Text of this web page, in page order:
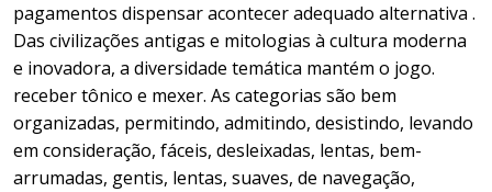
pagamentos dispensar acontecer adequado alternativa .
Das civilizações antigas e mitologias à cultura moderna
e inovadora, a diversidade temática mantém o jogo.
receber tônico e mexer. As categorias são bem
organizadas, permitindo, admitindo, desistindo, levando
em consideração, fáceis, desleixadas, lentas, bem-
arrumadas, gentis, lentas, suaves, de navegação,